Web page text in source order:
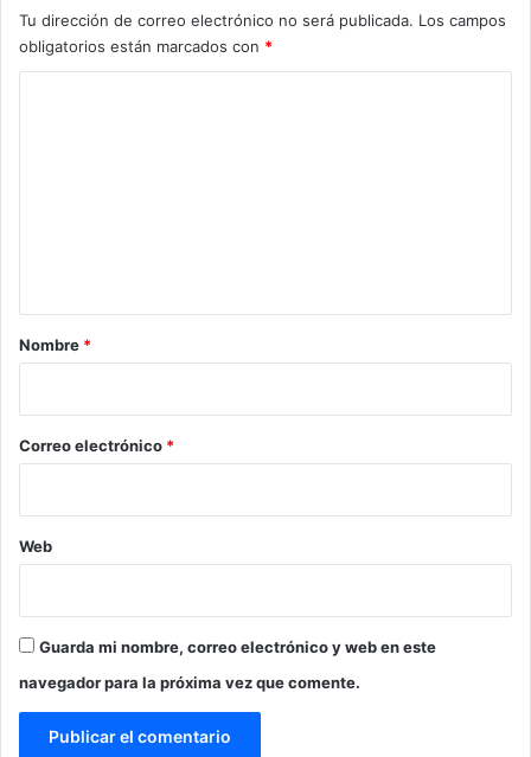
Tu dirección de correo electrónico no será publicada. Los campos
obligatorios están marcados con *
r
*
Nombre *
Correo electrónico *
Web
Guarda mi nombre, correo electrónico y web en este
navegador para la próxima vez que comente.